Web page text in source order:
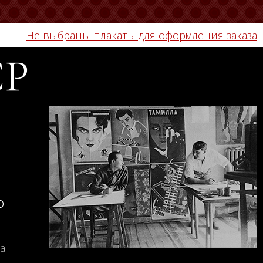
Не выбраны плакаты для оформления заказа